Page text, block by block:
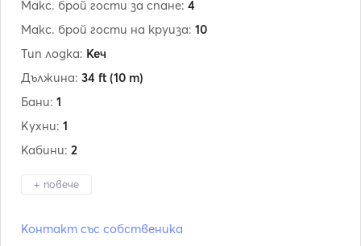
Макс. брой гости за спане: 4
Макс. брой гости на круиза: 10
Тип лодка: Кеч
Дължина: 34 ft (10 m)
Бани: 1
Кухни: 1
Кабини: 2
+ повече
Контакт със собственика